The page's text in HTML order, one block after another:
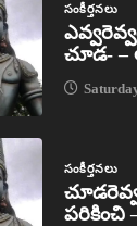
సంకీర్తనలు
చూడ- –
సంకీర్తనలు
పరికించి